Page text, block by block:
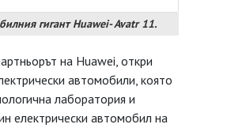
гигант Huawei- Avatr 11.
на Huawei, откри
автомобили, която
лаборатория и
електрически автомобил на